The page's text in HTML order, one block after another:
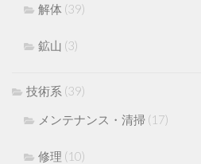
解体 (39)
鉱山 (3)
技術系 (39)
メンテナンス・清掃 (17)
修理 (10)